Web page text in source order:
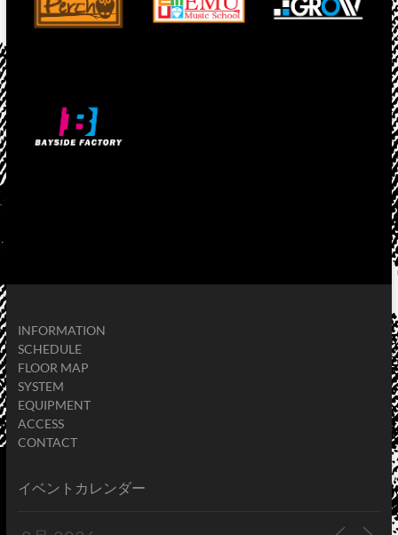
INFORMATION
SCHEDULE
FLOOR MAP
SYSTEM
EQUIPMENT
ACCESS
CONTACT
イベントカレンダー